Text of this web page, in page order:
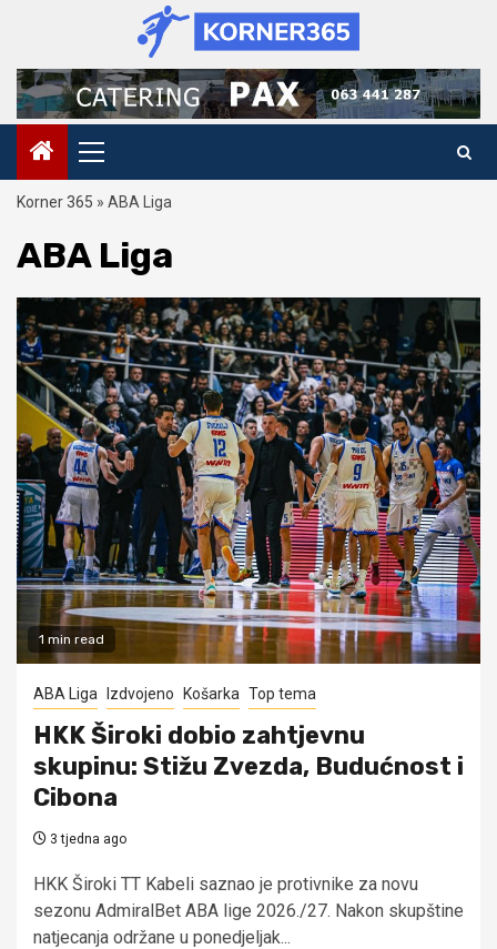
content
Primary
Menu
Korner 365 » ABA Liga
ABA Liga
1 min read
ABA Liga Izdvojeno Košarka Top tema
HKK Široki dobio zahtjevnu
skupinu: Stižu Zvezda, Budućnost i
Cibona
3 tjedna ago
HKK Široki TT Kabeli saznao je protivnike za novu
sezonu AdmiralBet ABA lige 2026./27. Nakon skupštine
natjecanja održane u ponedjeljak...